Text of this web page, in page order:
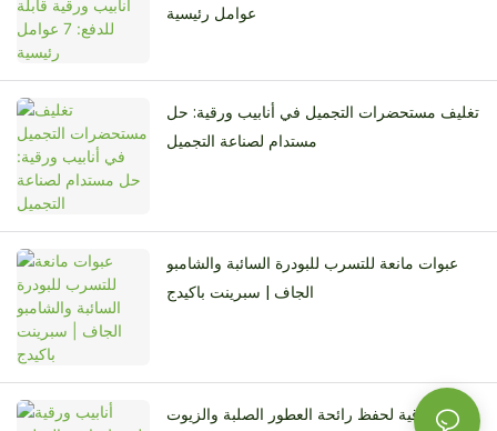
عوامل رئيسية
تغليف مستحضرات التجميل في أنابيب ورقية: حل
مستدام لصناعة التجميل
عبوات مانعة للتسرب للبودرة السائبة والشامبو
الجاف | سبرينت باكيدج
أنابيب ورقية لحفظ رائحة العطور الصلبة والزيوت